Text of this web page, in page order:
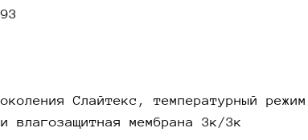
Слайтекс, температурный
влагозащитная мембрана 3к/3к